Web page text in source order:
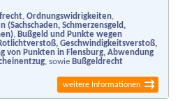
,Ordnungswidrigkeiten,
(Sachschaden, Schmerzensgeld,
, Bußgeld und Punkte wegen
Geschwindigkeitsverstoß,
von Punkten in Flensburg, Abwendung
, sowie Bußgeldrecht
weitere Informationen